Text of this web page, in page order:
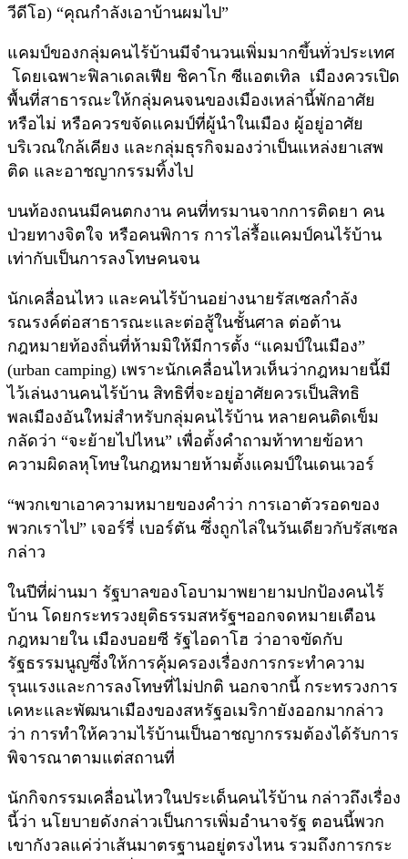
วีดีโอ) “คุณกำลังเอาบ้านผมไป”
แคมป์ของกลุ่มคนไร้บ้านมีจำนวนเพิ่มมากขึ้นทั่วประเทศ
โดยเฉพาะฟิลาเดลเฟีย ชิคาโก ซีแอตเทิล เมืองควรเปิด
พื้นที่สาธารณะให้กลุ่มคนจนของเมืองเหล่านี้พักอาศัย
หรือไม่ หรือควรขจัดแคมป์ที่ผู้นำในเมือง ผู้อยู่อาศัย
บริเวณใกล้เคียง และกลุ่มธุรกิจมองว่าเป็นแหล่งยาเสพ
ติด และอาชญากรรมทิ้งไป
บนท้องถนนมีคนตกงาน คนที่ทรมานจากการติดยา คน
ป่วยทางจิตใจ หรือคนพิการ การไล่รื้อแคมป์คนไร้บ้าน
เท่ากับเป็นการลงโทษคนจน
นักเคลื่อนไหว และคนไร้บ้านอย่างนายรัสเซลกำลัง
รณรงค์ต่อสาธารณะและต่อสู้ในชั้นศาล ต่อต้าน
กฎหมายท้องถิ่นที่ห้ามมิให้มีการตั้ง “แคมป์ในเมือง”
(urban camping) เพราะนักเคลื่อนไหวเห็นว่ากฎหมายนี้มี
ไว้เล่นงานคนไร้บ้าน สิทธิที่จะอยู่อาศัยควรเป็นสิทธิ
พลเมืองอันใหม่สำหรับกลุ่มคนไร้บ้าน หลายคนติดเข็ม
กลัดว่า “จะย้ายไปไหน” เพื่อตั้งคำถามท้าทายข้อหา
ความผิดลหุโทษในกฎหมายห้ามตั้งแคมป์ในเดนเวอร์
“พวกเขาเอาความหมายของคำว่า การเอาตัวรอดของ
พวกเราไป” เจอร์รี่ เบอร์ตัน ซึ่งถูกไล่ในวันเดียวกับรัสเซล
กล่าว
ในปีที่ผ่านมา รัฐบาลของโอบามาพยายามปกป้องคนไร้
บ้าน โดยกระทรวงยุติธรรมสหรัฐฯออกจดหมายเตือน
กฎหมายใน เมืองบอยซี รัฐไอดาโฮ ว่าอาจขัดกับ
รัฐธรรมนูญซึ่งให้การคุ้มครองเรื่องการกระทำความ
รุนแรงและการลงโทษที่ไม่ปกติ นอกจากนี้ กระทรวงการ
เคหะและพัฒนาเมืองของสหรัฐอเมริกายังออกมากล่าว
ว่า การทำให้ความไร้บ้านเป็นอาชญากรรมต้องได้รับการ
พิจารณาตามแต่สถานที่
นักกิจกรรมเคลื่อนไหวในประเด็นคนไร้บ้าน กล่าวถึงเรื่อง
นี้ว่า นโยบายดังกล่าวเป็นการเพิ่มอำนาจรัฐ ตอนนี้พวก
เขากังวลแค่ว่าเส้นมาตรฐานอยู่ตรงไหน รวมถึงการกระ